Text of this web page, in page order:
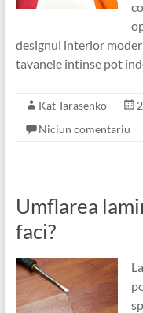
designul interior
tavanele întinse pot
Kat Tarasenko
Niciun comentariu
Umflarea
faci?